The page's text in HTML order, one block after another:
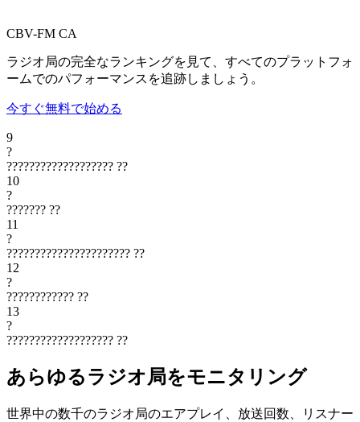
CBV-FM CA
ラジオ局の完全なランキングを見て、すべてのプラットフォ
ームでのパフォーマンスを追跡しましょう。
今すぐ無料で始める
9
?
??????????????????? ??
10
?
??????? ??
11
?
?????????????????????? ??
12
?
???????????? ??
13
?
??????????????????? ??
あらゆるラジオ局をモニタリング
世界中の数千のラジオ局のエアプレイ、放送回数、リスナー